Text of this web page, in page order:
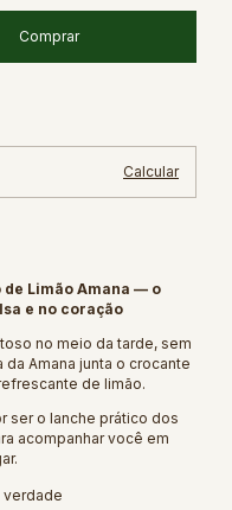
Calcular
de Limão Amana — o
e no coração
no meio da tarde, sem
Amana junta o crocante
de limão.
ser o lanche prático dos
acompanhar você em
verdade